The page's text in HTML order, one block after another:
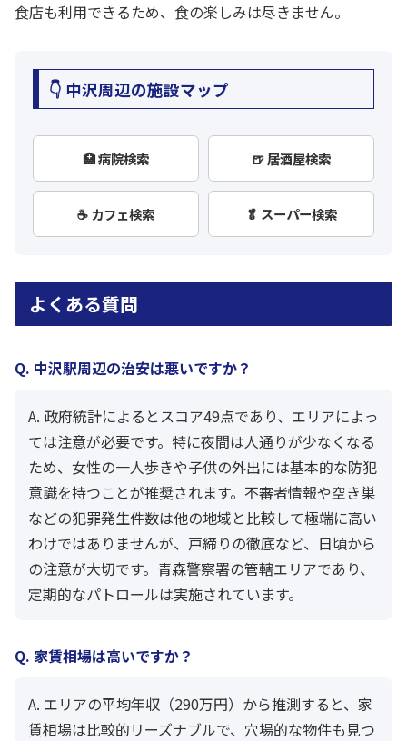
食店も利用できるため、食の楽しみは尽きません。
👇 中沢周辺の施設マップ
🏥 病院検索 🍺 居酒屋検索
☕ カフェ検索 🥬 スーパー検索
よくある質問
Q. 中沢駅周辺の治安は悪いですか？
A. 政府統計によるとスコア49点であり、エリアによっ
ては注意が必要です。特に夜間は人通りが少なくなる
ため、女性の一人歩きや子供の外出には基本的な防犯
意識を持つことが推奨されます。不審者情報や空き巣
などの犯罪発生件数は他の地域と比較して極端に高い
わけではありませんが、戸締りの徹底など、日頃から
の注意が大切です。青森警察署の管轄エリアであり、
定期的なパトロールは実施されています。
Q. 家賃相場は高いですか？
A. エリアの平均年収（290万円）から推測すると、家
賃相場は比較的リーズナブルで、穴場的な物件も見つ